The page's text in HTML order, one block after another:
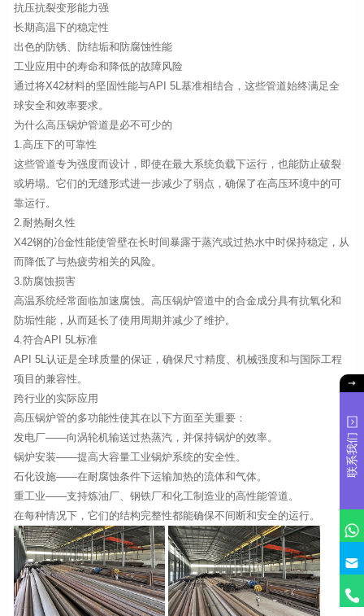
抗压抗裂变形能力强
长期高温下的稳定性
出色的防锈、防结垢和防腐蚀性能
工业应用中的寿命和降低的故障风险
通过将X42材料的坚固性能与API 5L基准相结合，这些管道始终满足全
球安全和效率要求。
为什么高压锅炉管道是必不可少的
1.高压下的可靠性
这些管道专为强度而设计，即使在最大系统负载下运行，也能防止破裂
或坍塌。它们的无缝形式进一步减少了弱点，确保了在高压环境中的可
靠运行。
2.耐热耐久性
X42钢的冶金性能使管壁在长时间暴露于蒸汽或过热水中时保持稳定，从
而降低了与热疲劳相关的风险。
3.防腐蚀损害
高温系统经常面临加速腐蚀。高压锅炉管道中的合金成分具有抗氧化和
防垢性能，从而延长了使用周期并减少了维护。
4.符合API 5L标准
API 5L认证是全球质量的保证，确保尺寸精度、机械强度和与国际工程
项目的兼容性。
跨行业的实际应用
高压锅炉管的多功能性使其在以下方面至关重要：
发电厂——向涡轮机输送过热蒸汽，并保持锅炉的效率。
锅炉安装——提高大容量工业锅炉系统的安全性。
石化设施——在耐腐蚀条件下运输加热的流体和气体。
重工业——支持炼油厂、钢铁厂和化工制造业的高性能管道。
在每种情况下，它们的结构完整性都能确保不间断和安全的运行。
联系我们